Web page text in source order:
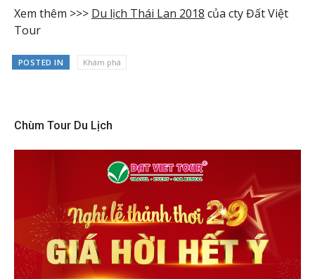
Xem thêm >>> Du lịch Thái Lan 2018 của cty Đất Việt
Tour
POSTED IN Khám phá
Chùm Tour Du Lịch